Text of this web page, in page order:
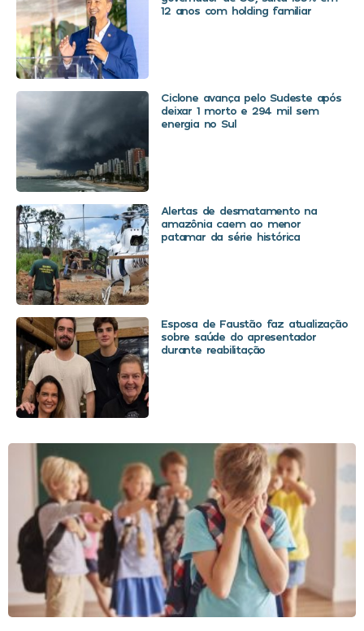
12 anos com holding familiar
Ciclone avança pelo Sudeste após
deixar 1 morto e 294 mil sem
energia no Sul
Alertas de desmatamento na
amazônia caem ao menor
patamar da série histórica
Esposa de Faustão faz atualização
sobre saúde do apresentador
durante reabilitação